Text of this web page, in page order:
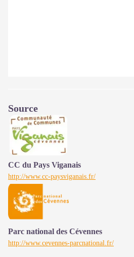
Source
CC du Pays Viganais
http://www.cc-paysviganais.fr/
Parc national des Cévennes
http://www.cevennes-parcnational.fr/